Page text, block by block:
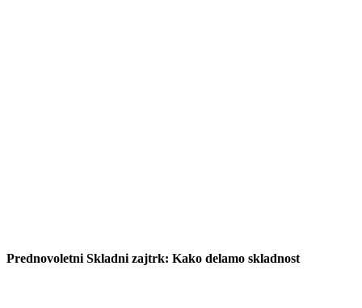
Prednovoletni Skladni zajtrk: Kako delamo skladnost